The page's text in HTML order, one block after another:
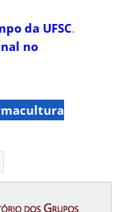
da UFSC.
no